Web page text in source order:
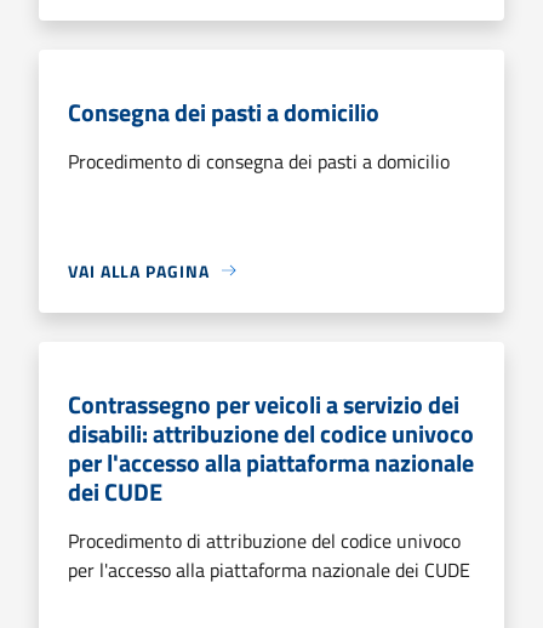
Consegna dei pasti a domicilio
Procedimento di consegna dei pasti a domicilio
VAI ALLA PAGINA
Contrassegno per veicoli a servizio dei
disabili: attribuzione del codice univoco
per l'accesso alla piattaforma nazionale
dei CUDE
Procedimento di attribuzione del codice univoco
per l'accesso alla piattaforma nazionale dei CUDE